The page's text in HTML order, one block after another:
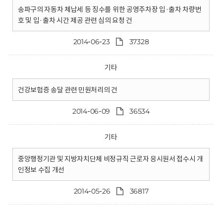
송파구의 자동차 체납세 등 징수를 위한 공영주차장 입·출차 차량번
호 및 입·출차 시간 제공 관련 심의 요청 건
2014-06-23 37328
기타
건강보험증 송달 관련 민원처리의 건
2014-06-09 36534
기타
중앙행정기관 및 지방자치단체 비정규직 근로자 응시원서 접수시 개
인정보 수집 개선
2014-05-26 36817